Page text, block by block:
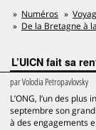
Numéros
De la Bretagne à
L’UICN fait sa
parVolodia Petropavlovsky
L’ONG, l’un des
septembre son
à des engagements